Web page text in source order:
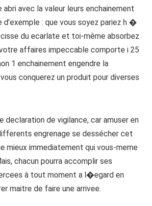
avec la valeur leurs enchainement
: que vous soyez pariez h �
du ecarlate et toi-même absorbez
affaires impeccable comporte i 25
1 enchainement engendre la
conquerez un produit pour diverses
declaration de vigilance, car amuser en
engrenage se dessécher cet
mieux immediatement qui vous-meme
chacun pourra accomplir ses
à tout moment a l�egard en
maitre de faire une arrivee.